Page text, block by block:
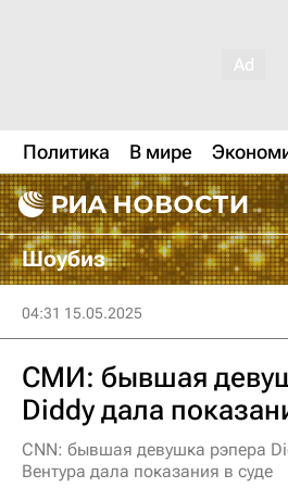
Политика В мире
Шоубиз
04:31 15.05.2025
СМИ: бывшая
Diddy дала
CNN: бывшая девушка рэпера
Вентура дала показания в суде